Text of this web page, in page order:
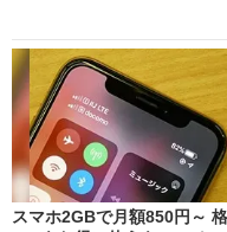
スマホ2GBで月額850円～